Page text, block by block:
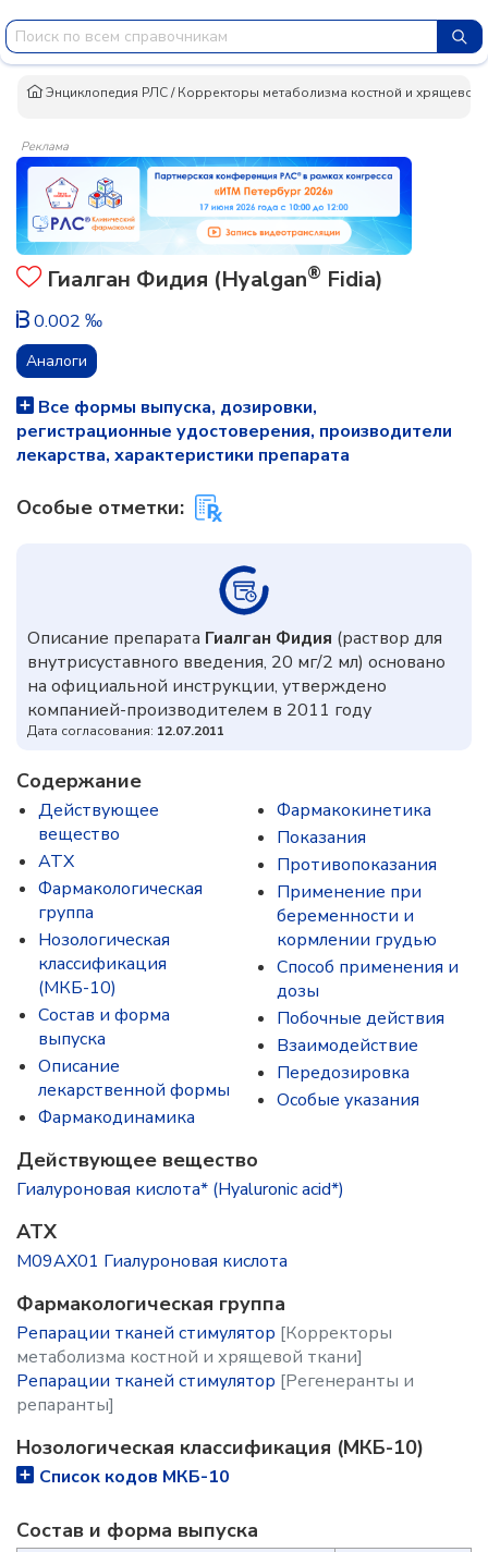
Энциклопедия РЛС/Корректоры метаболизма костной и хрящевой
Реклама
Гиалган Фидия (Hyalgan® Fidia)
0.002 ‰
Аналоги
Все формы выпуска, дозировки,
регистрационные удостоверения, производители
лекарства, характеристики препарата
Особые отметки:
Описание препарата Гиалган Фидия (раствор для
внутрисуставного введения, 20 мг/2 мл) основано
на официальной инструкции, утверждено
компанией-производителем в 2011 году
Дата согласования: 12.07.2011
Содержание
Действующее
вещество
ATX
Фармакологическая
группа
Нозологическая
классификация
(МКБ-10)
Состав и форма
выпускa
Описание
лекарственной формы
Фармакодинамика
Фармакокинетика
Показания
Противопоказания
Применение при
беременности и
кормлении грудью
Способ применения и
дозы
Побочные действия
Взаимодействие
Передозировка
Особые указания
Действующее вещество
Гиалуроновая кислота* (Hyaluronic acid*)
ATX
M09AX01 Гиалуроновая кислота
Фармакологическая группа
Репарации тканей стимулятор [Корректоры
метаболизма костной и хрящевой ткани]
Репарации тканей стимулятор [Регенеранты и
репаранты]
Нозологическая классификация (МКБ-10)
Список кодов МКБ-10
Состав и форма выпускa